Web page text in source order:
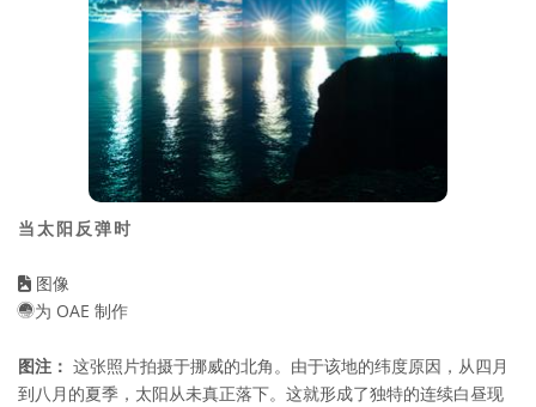
当太阳反弹时
图像
为 OAE 制作
图注： 这张照片拍摄于挪威的北角。由于该地的纬度原因，从四月
到八月的夏季，太阳从未真正落下。这就形成了独特的连续白昼现